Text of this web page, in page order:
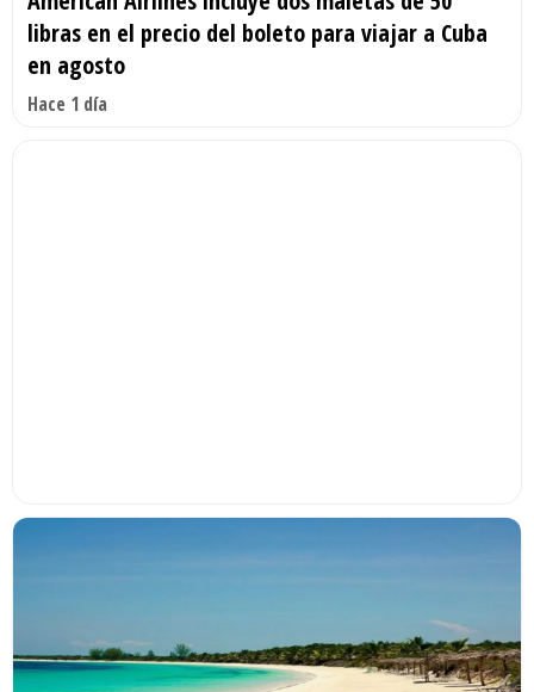
libras en el precio del boleto para viajar a Cuba
en agosto
Hace 1 día